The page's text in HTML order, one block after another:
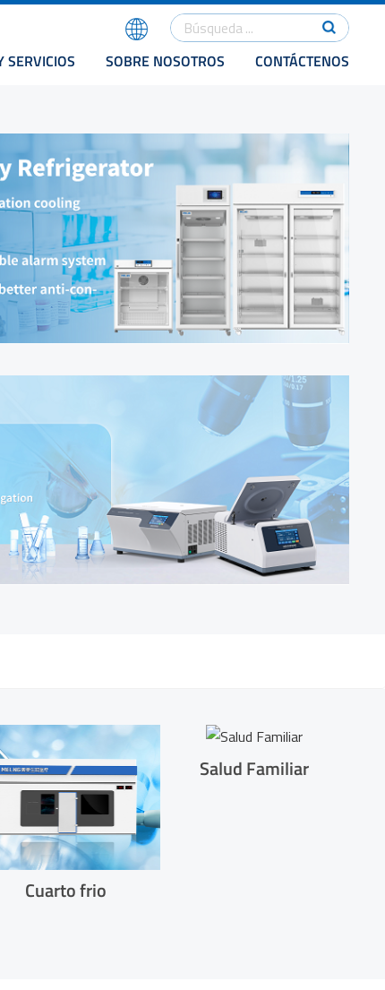
SERVICIOS SOBRE NOSOTROS CONTÁCTENOS
Cuarto frio
Salud Familiar